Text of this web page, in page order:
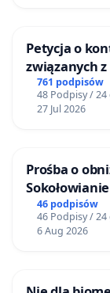
Petycja o
związanych
761 podpisów
48 Podpisy /
27 Jul 2026
Prośba o
46 podpisów
46 Podpisy /
6 Aug 2026